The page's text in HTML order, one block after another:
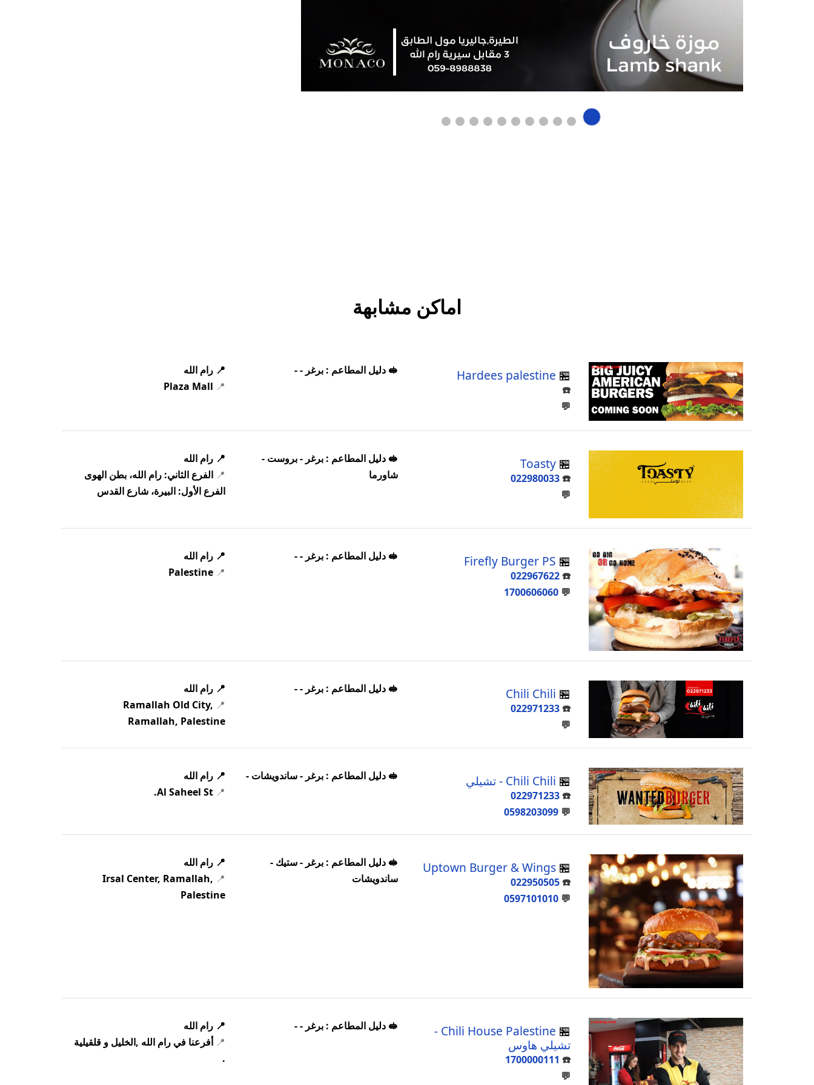
اماكن مشابهة
🏪
Hardees palestine
☎️
💬
🥪 دليل المطاعم : برغر - -
📍 رام الله
📍
Plaza Mall
🏪
Toasty
☎️
022980033
💬
🥪 دليل المطاعم : برغر - بروست -
شاورما
📍 رام الله
📍 الفرع الثاني: رام الله، بطن الهوى
الفرع الأول: البيرة، شارع القدس
🏪
Firefly Burger PS
☎️
022967622
💬
1700606060
🥪 دليل المطاعم : برغر - -
📍 رام الله
📍
Palestine
🏪
Chili Chili
☎️
022971233
💬
🥪 دليل المطاعم : برغر - -
📍 رام الله
📍
Ramallah Old City,
Ramallah, Palestine
🏪 Chili Chili - تشيلي
☎️
022971233
💬
0598203099
🥪 دليل المطاعم : برغر - ساندويشات -
📍 رام الله
📍
Al Saheel St.
🏪
Uptown Burger & Wings
☎️
022950505
💬
0597101010
🥪 دليل المطاعم : برغر - ستيك -
ساندويشات
📍 رام الله
📍
Irsal Center, Ramallah,
Palestine
🏪
Chili House Palestine -
تشيلي هاوس
☎️
1700000111
💬
🥪 دليل المطاعم : برغر - -
📍 رام الله
📍أفرعنا في رام الله ,الخليل و قلقيلية
.